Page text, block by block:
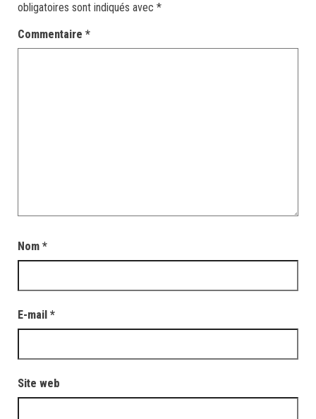
obligatoires sont indiqués avec *
Commentaire *
Nom *
E-mail *
Site web